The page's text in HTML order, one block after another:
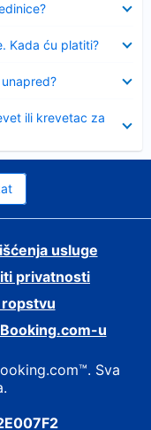
Kada ću platiti?
ili krevetac za
usluge
privatnosti
ropstvu
u
Sva